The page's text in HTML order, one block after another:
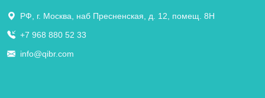
РФ, г. Москва, наб Пресненская, д. 12, помещ. 8Н
+7 968 880 52 33
info@qibr.com